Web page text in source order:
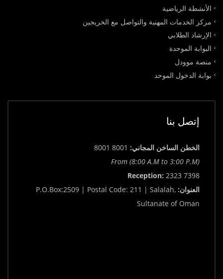
الأنشطة الرياضية
مركز الخدمات المهنية والتواصل مع الخريجين
الإرشاد الطلابي
البوابة الموحدة
منصة موودل
بوابة الدخول الموحد
إتصل بنا
الخطن الساخن المجاني: 8001 8001
From (8:00 A.M to 3:00 P.M)
Reception: 2323 7398
العنوان: P.O.Box:2509 | Postal Code: 211 | Salalah,
Sultanate of Oman